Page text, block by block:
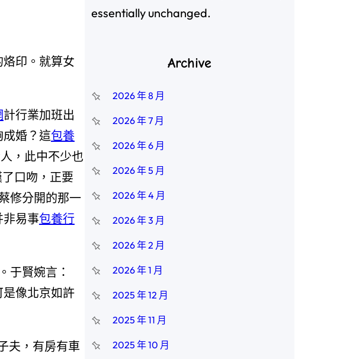
印。就算女
計行業加班出
婚？這包養
，此中不少也
口吻，正要
修分開的那一
易事包養行
賢婉言：
是像北京如許
夫，有房有車
essentially unchanged.
Archive
2026 年 8 月
2026 年 7 月
2026 年 6 月
2026 年 5 月
2026 年 4 月
2026 年 3 月
2026 年 2 月
2026 年 1 月
2025 年 12 月
2025 年 11 月
2025 年 10 月